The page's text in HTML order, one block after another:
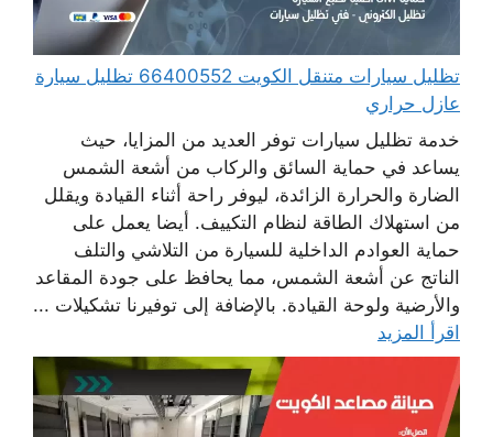
تظليل سيارات متنقل الكويت 66400552 تظليل سيارة
عازل حراري
خدمة تظليل سيارات توفر العديد من المزايا، حيث
يساعد في حماية السائق والركاب من أشعة الشمس
الضارة والحرارة الزائدة، ليوفر راحة أثناء القيادة ويقلل
من استهلاك الطاقة لنظام التكييف. أيضا يعمل على
حماية العوادم الداخلية للسيارة من التلاشي والتلف
الناتج عن أشعة الشمس، مما يحافظ على جودة المقاعد
والأرضية ولوحة القيادة. بالإضافة إلى توفيرنا تشكيلات ...
اقرأ المزيد